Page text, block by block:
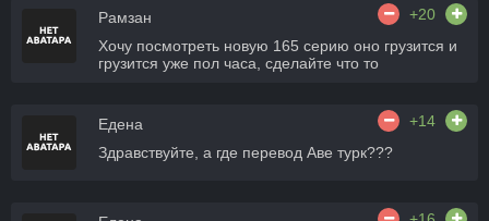
Рамзан
+20
Хочу посмотреть новую 165 серию оно грузится и
грузится уже пол часа, сделайте что то
Едена
+14
Здравствуйте, а где перевод Аве турк???